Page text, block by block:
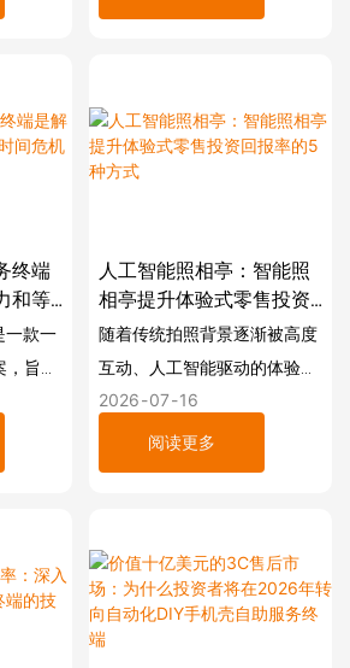
况
。办理
文件检
度，
计了​​
物识
处理
ATM机往往面临两难的境地：
房地产空间，破坏现代室内设
计。
凑型现金终端，专为在极小的
这就是为什么部署商、银行和
商业地产管理公司纷纷转向使
终端
和等
一款一
旨在
配备
印
刷
单准确
人工智能照相亭：智能照
相亭提升体验式零售投资
回报率的5种方式
随着传统拍照背景逐渐被高度
互动、人工智能驱动的体验所
取代，互动娱乐正在经历一场
快速变革。我们已在全球人流
量巨大的场所部署并分析了智
意力的最快捷径。本指南将详
细介绍这款32英寸人工智能照
相亭如何利用先进的人脸融合
2026 07 16
阅读更多